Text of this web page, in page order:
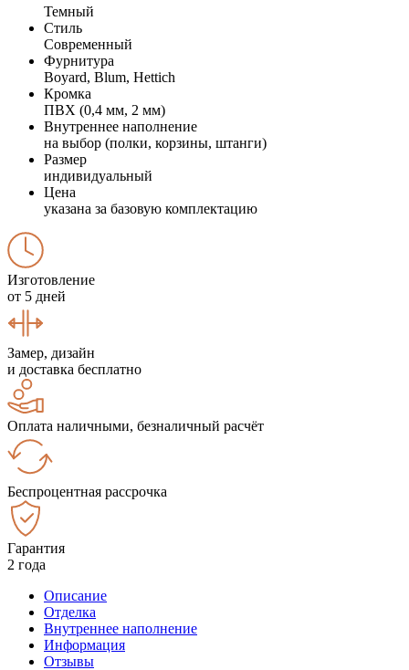
Темный
Стиль
Современный
Фурнитура
Boyard, Blum, Hettich
Кромка
ПВХ (0,4 мм, 2 мм)
Внутреннее наполнение
на выбор (полки, корзины, штанги)
Размер
индивидуальный
Цена
указана за базовую комплектацию
Изготовление
от 5 дней
Замер, дизайн
и доставка бесплатно
Оплата наличными, безналичный расчёт
Беспроцентная рассрочка
Гарантия
2 года
Описание
Отделка
Внутреннее наполнение
Информация
Отзывы